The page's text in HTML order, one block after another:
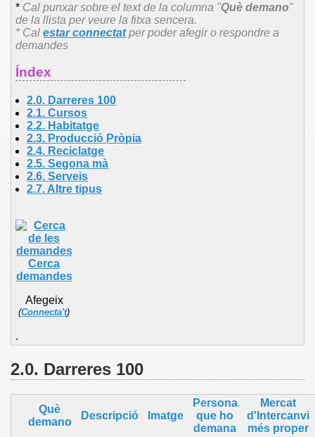
* Cal punxar sobre el text de la columna "Què demano"
de la llista per veure la fitxa sencera.
* Calestar connectatper poder afegir o respondre a
demandes
Índex
2.0. Darreres 100
2.1.Cursos
2.2. Habitatge
2.3. Producció Pròpia
2.4. Reciclatge
2.5.Segona mà
2.6.Serveis
2.7. Altre tipus
Cerca
demandes
Afegeix
(Connecta't)
.
2.0. Darreres 100
Què
demano
Descripció Imatge
Persona
que ho
demana
Mercat
d'Intercanvi
més proper